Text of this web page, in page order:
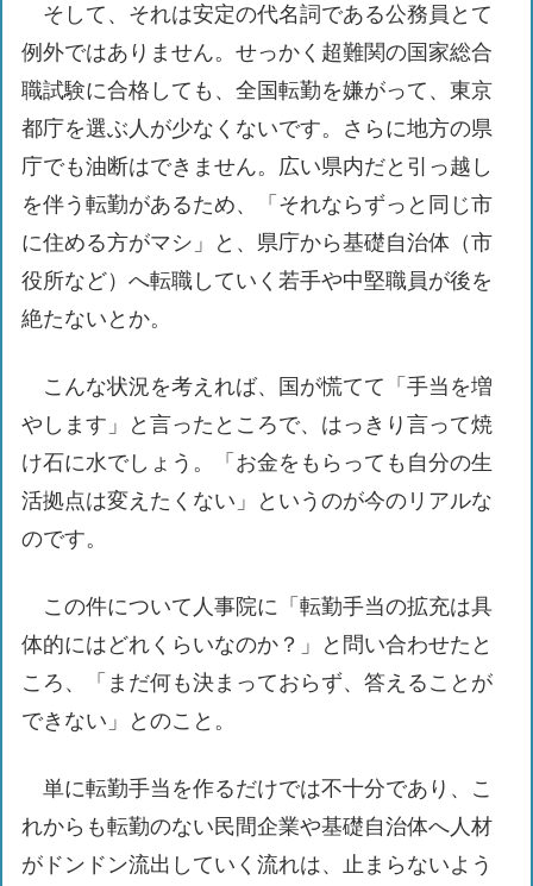
そして、それは安定の代名詞である公務員とて
例外ではありません。せっかく超難関の国家総合
職試験に合格しても、全国転勤を嫌がって、東京
都庁を選ぶ人が少なくないです。さらに地方の県
庁でも油断はできません。広い県内だと引っ越し
を伴う転勤があるため、「それならずっと同じ市
に住める方がマシ」と、県庁から基礎自治体（市
役所など）へ転職していく若手や中堅職員が後を
絶たないとか。
こんな状況を考えれば、国が慌てて「手当を増
やします」と言ったところで、はっきり言って焼
け石に水でしょう。「お金をもらっても自分の生
活拠点は変えたくない」というのが今のリアルな
のです。
この件について人事院に「転勤手当の拡充は具
体的にはどれくらいなのか？」と問い合わせたと
ころ、「まだ何も決まっておらず、答えることが
できない」とのこと。
単に転勤手当を作るだけでは不十分であり、こ
れからも転勤のない民間企業や基礎自治体へ人材
がドンドン流出していく流れは、止まらないよう